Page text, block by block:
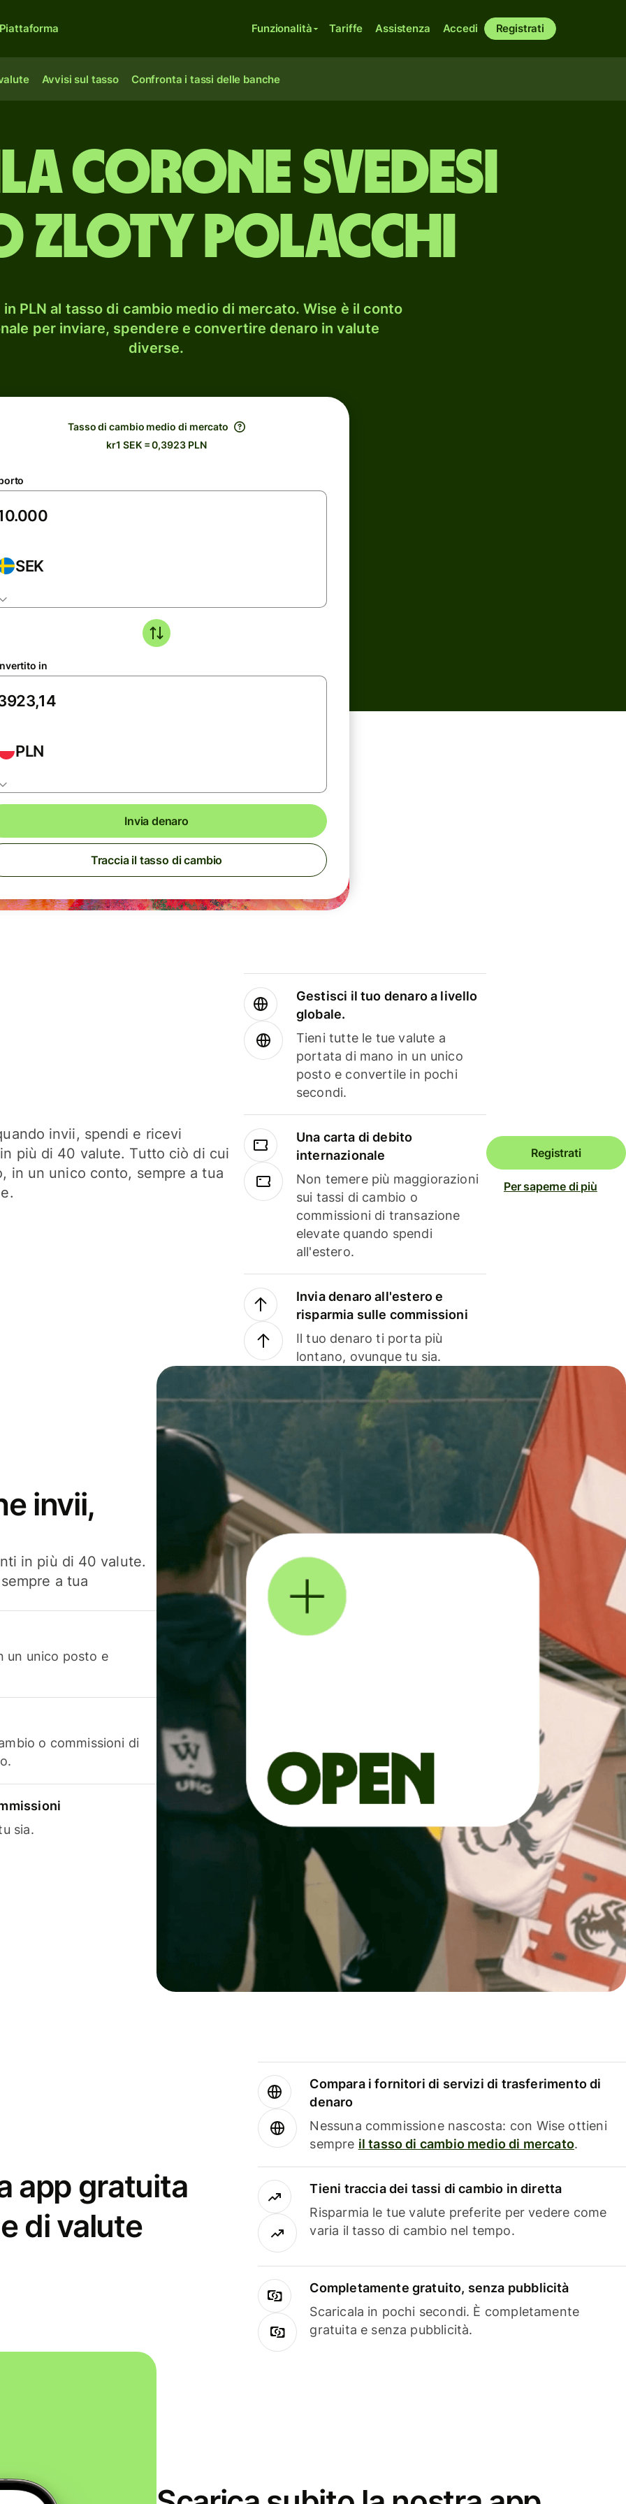
Funzionalità Tariffe Assistenza Accedi Registrati
Avvisi sul tasso Confronta i tassi delle banche
corone svedesi
zloty polacchi
PLN al tasso di cambio medio di mercato. Wise è il conto
per inviare, spendere e convertire denaro in valute
diverse.
Tasso di cambio medio di mercato
kr1 SEK = 0,3923 PLN
SEK
in
PLN
Invia denaro
Traccia il tasso di cambio
invii, spendi e ricevi
più di 40 valute. Tutto ciò di cui
in un unico conto, sempre a tua
Gestisci il tuo denaro a livello
globale.
Tieni tutte le tue valute a
portata di mano in un unico
posto e convertile in pochi
secondi.
Una carta di debito
internazionale
Non temere più maggiorazioni
sui tassi di cambio o
commissioni di transazione
elevate quando spendi
all'estero.
Invia denaro all'estero e
risparmia sulle commissioni
Il tuo denaro ti porta più
lontano, ovunque tu sia.
Registrati
Per saperne di più
invii,
in più di 40 valute.
a tua
un unico posto e
o commissioni di
sia.
app gratuita
di valute
Compara i fornitori di servizi di trasferimento di
denaro
Nessuna commissione nascosta: con Wise ottieni
sempre il tasso di cambio medio di mercato.
Tieni traccia dei tassi di cambio in diretta
Risparmia le tue valute preferite per vedere come
varia il tasso di cambio nel tempo.
Completamente gratuito, senza pubblicità
Scaricala in pochi secondi. È completamente
gratuita e senza pubblicità.